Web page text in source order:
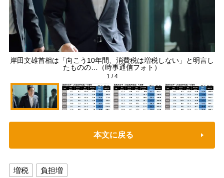
岸田文雄首相は「向こう10年間、消費税は増税しない」と明言し
たものの…（時事通信フォト）
1 /4
本文に戻る
増税 負担増